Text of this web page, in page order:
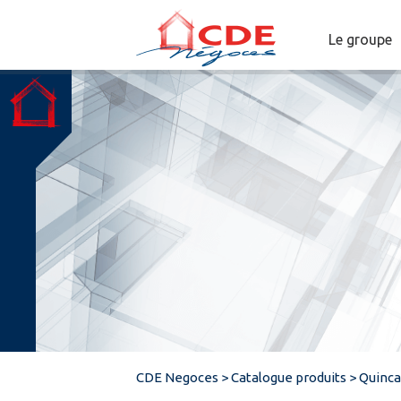
Le groupe
CDE Negoces >Catalogue produits >